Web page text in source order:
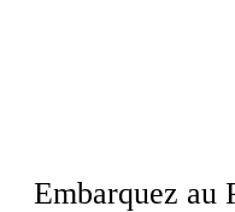
Embarquez au